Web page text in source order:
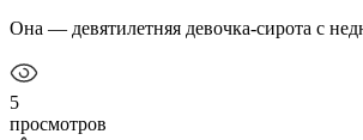
Она — девятилетняя девочка-сирота с
5
просмотров